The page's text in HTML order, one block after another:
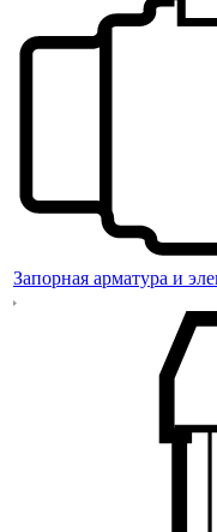
Запорная арматура и